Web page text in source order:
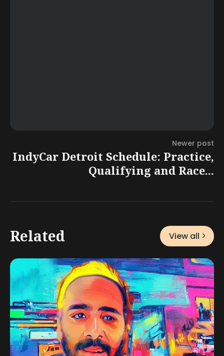
Newer post
IndyCar Detroit Schedule: Practice,
Qualifying and Race...
Related View all